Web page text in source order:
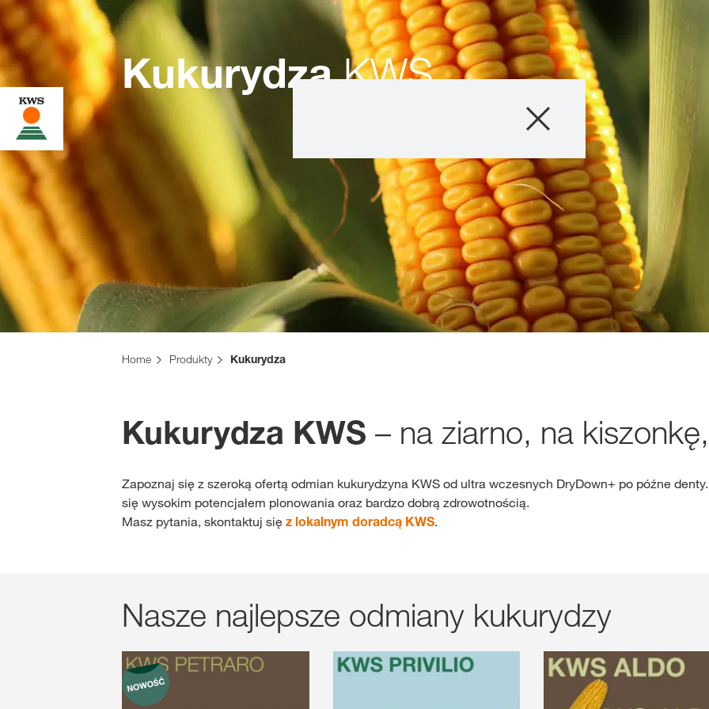
Produkty
Doradztwo
Promocje
Co nowego?
Cyfrowe
myKWS
Sklep
myKWS
Grupy KWS
kws.com/
Home Produkty Kukurydza
KukurydzaKWS
Kukurydza KWS – na ziarno, na
Zapoznaj się z szeroką ofertą odmian kukurydzyna KWS od ultra wczesnych DryDown+ po późne
się wysokim potencjałem plonowania oraz bardzo dobrą zdrowotnością.
Masz pytania, skontaktuj się z lokalnym doradcą KWS.
Nasze najlepsze odmiany kukurydzy